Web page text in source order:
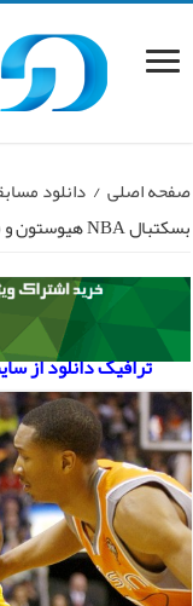
صفحه اصلی / دانلود
بسکتبال NBA هیوستون و فینیکس
ترافیک دانلود از